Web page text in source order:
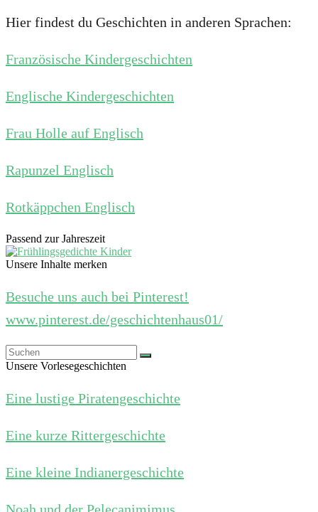
Hier findest du Geschichten in anderen Sprachen:
Französische Kindergeschichten
Englische Kindergeschichten
Frau Holle auf Englisch
Rapunzel Englisch
Rotkäppchen Englisch
Passend zur Jahreszeit
Unsere Inhalte merken
Besuche uns auch bei Pinterest!
www.pinterest.de/geschichtenhaus01/
Unsere Vorlesegeschichten
Eine lustige Piratengeschichte
Eine kurze Rittergeschichte
Eine kleine Indianergeschichte